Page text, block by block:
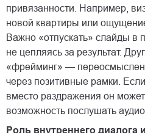
привязанности. Например,
новой квартиры или
Важно «отпускать» слайды в
не цепляясь за результат.
«фрейминг» —
через позитивные рамки.
вместо раздражения он может
возможность послушать
Роль внутреннего диалога